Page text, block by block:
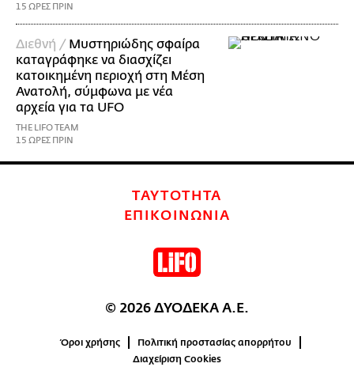
15 ΩΡΕΣ ΠΡΙΝ
Διεθνή / Μυστηριώδης σφαίρα
καταγράφηκε να διασχίζει
κατοικημένη περιοχή στη Μέση
Ανατολή, σύμφωνα με νέα
αρχεία για τα UFO
THE LIFO TEAM
15 ΩΡΕΣ ΠΡΙΝ
ΤΑΥΤΟΤΗΤΑ
ΕΠΙΚΟΙΝΩΝΙΑ
© 2026 ΔΥΟΔΕΚΑ Α.Ε.
Όροι χρήσης
Πολιτική προστασίας απορρήτου
Διαχείριση Cookies